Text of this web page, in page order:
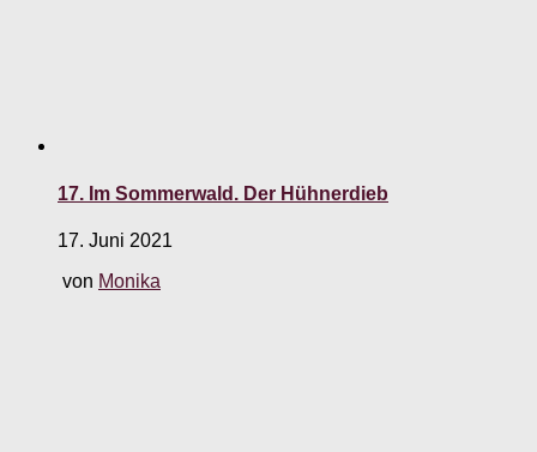
17. Im Sommerwald. Der Hühnerdieb
17. Juni 2021
von Monika